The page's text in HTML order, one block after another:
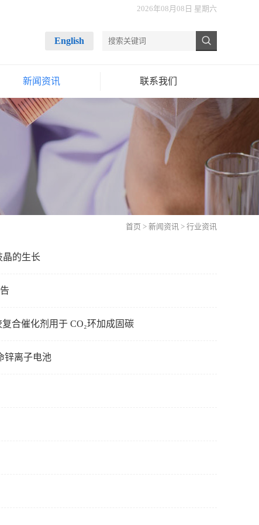
2026年08月08日 星期六
English
新闻资讯 联系我们
首页 > 新闻资讯 > 行业资讯
晶的生长
合催化剂用于 CO₂环加成固碳
锌离子电池